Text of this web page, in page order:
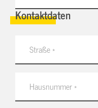
Kontaktdaten